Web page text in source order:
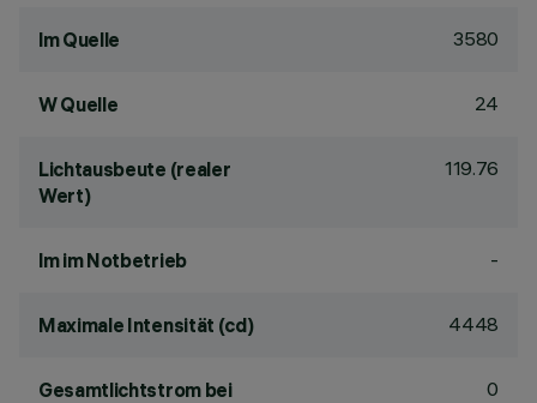
lm Quelle 3580
W Quelle 24
Lichtausbeute (realer
Wert)
119.76
lm im Notbetrieb -
Maximale Intensität (cd) 4448
Gesamtlichtstrom bei
0